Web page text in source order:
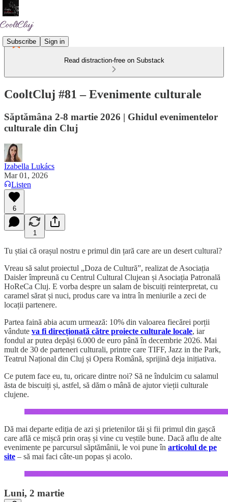
Subscribe Sign in
Read distraction-free on Substack
CooltCluj #81 – Evenimente culturale
Săptămâna 2-8 martie 2026 | Ghidul evenimentelor
culturale din Cluj
Izabella Lukács
Mar 01, 2026
Listen
6
1
Tu știai că orașul nostru e primul din țară care are un desert cultural?
Vreau să salut proiectul „Doza de Cultură”, realizat de Asociația
Daisler împreună cu Centrul Cultural Clujean și Asociația Patronală
HoReCa Cluj. E vorba despre un salam de biscuiți reinterpretat, cu
caramel sărat și nuci, produs care va intra în meniurile a zeci de
locații partenere.
Partea faină abia acum urmează: 10% din valoarea fiecărei porții
vândute va fi direcționată către proiecte culturale locale, iar
fondul ar putea depăși 6.000 de euro până în decembrie 2026. Mai
mult de 30 de parteneri culturali, printre care TIFF, Jazz in the Park,
Teatrul Național din Cluj și Opera Română, sprijină deja inițiativa.
Ce putem face eu, tu, oricare dintre noi? Să ne îndulcim cu salamul
ăsta de biscuiți și, astfel, să dăm o mână de ajutor vieții culturale
clujene.
Dă mai departe ediția de azi și prietenilor tăi și fii primul din gașcă
care află ce mișcă prin oraș și vine cu veștile bune. Dacă aflu de alte
evenimente pe parcursul săptămânii, le voi pune în articolul de pe
site – să mai faci câte-un popas și acolo.
Luni, 2 martie